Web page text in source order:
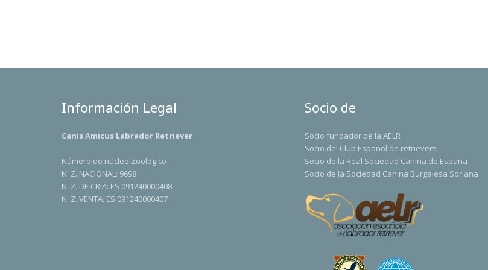
Información Legal
Canis Amicus Labrador Retriever
Número de núcleo Zoológico
N. Z. NACIONAL: 9698
N. Z. DE CRIA: ES 091240000408
N. Z. VENTA: ES 091240000407
Socio de
Socio fundador de la AELR
Socio del Club Español de retrievers
Socio de la Real Sociedad Canina de España
Socio de la Sociedad Canina Burgalesa Soriana